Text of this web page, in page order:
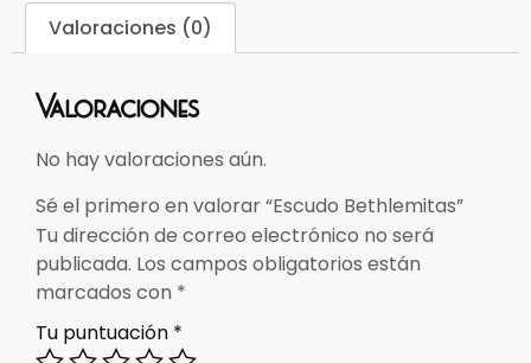
Valoraciones (0)
Valoraciones
No hay valoraciones aún.
Sé el primero en valorar “Escudo Bethlemitas”
Tu dirección de correo electrónico no será
publicada. Los campos obligatorios están
marcados con *
Tu puntuación *